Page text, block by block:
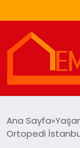
EKONOMI
Ana Sayfa
Ortopedi